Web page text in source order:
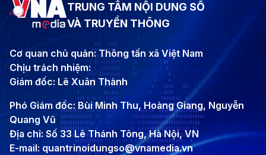
TRUNG TÂM NỘI DUNG SỐ
VÀ TRUYỀN THÔNG
Cơ quan chủ quản: Thông tấn xã Việt Nam
Chịu trách nhiệm:
Giám đốc: Lê Xuân Thành
Phó Giám đốc: Bùi Minh Thu, Hoàng Giang, Nguyễn
Quang Vũ
Địa chỉ: Số 33 Lê Thánh Tông, Hà Nội, VN
E-mail: quantrinoidungso@vnamedia.vn